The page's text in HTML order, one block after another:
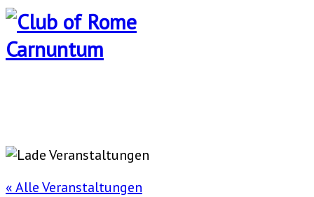
« Alle Veranstaltungen